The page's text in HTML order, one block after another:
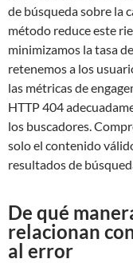
de búsqueda sobre la
método reduce este
minimizamos la tasa
retenemos a los
las métricas de
HTTP 404
los buscadores.
solo el contenido
resultados de
De qué
relacionan
al error